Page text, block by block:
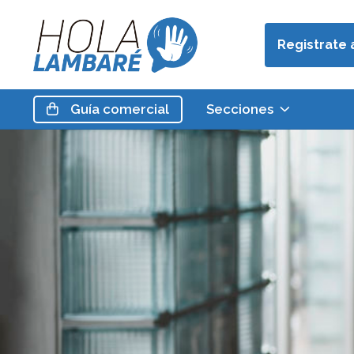
Registrate
Guía comercial Secciones